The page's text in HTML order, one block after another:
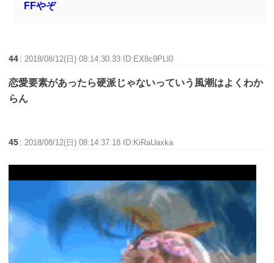
FFやぞ
44 :2018/08/12(日) 08:14:30.33 ID:EX8c9PLl0
恋愛要素があったら硬派じゃないっていう風潮はよくわか
らん
45 :2018/08/12(日) 08:14:37.18 ID:KiRaUaxka